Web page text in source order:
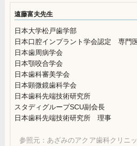
遠藤富夫先生
日本大学松戸歯学部
日本口腔インプラント学会認定 専門
日本歯周病学会
日本顎咬合学会
日本歯科審美学会
日本顕微鏡歯科学会
日本歯科先端技術研究所
スタディグループSCU副会長
日本歯科先端技術研究所 理事
参照元：あざみのアクア歯科クリニ